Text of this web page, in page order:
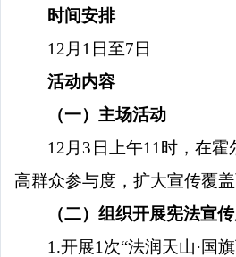
时间安排
12月1日至7日
活动内容
（一）主场活动
12月3日上午11时，在
高群众参与度，扩大宣传覆盖
（二）组织开展宪法宣传
1.开展1次“法润天山·国